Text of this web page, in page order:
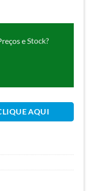
e Stock?
AQUI